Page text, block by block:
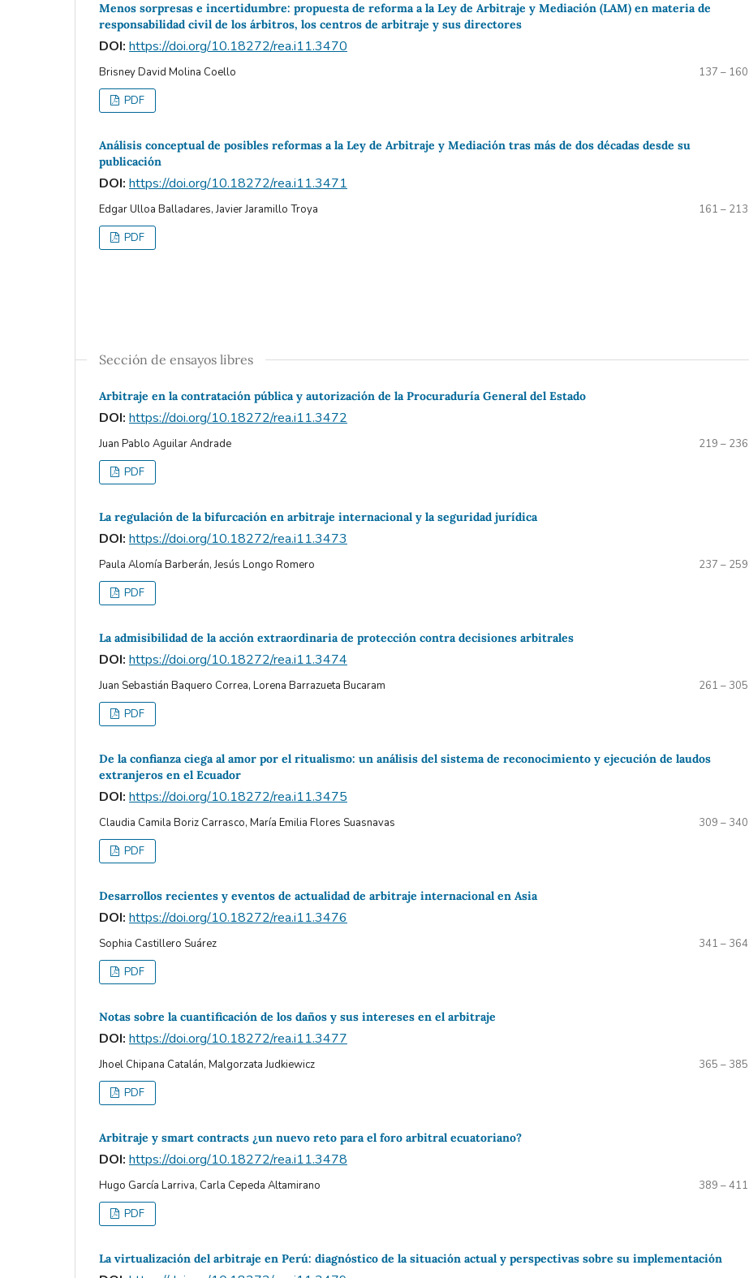
Menos sorpresas e incertidumbre: propuesta de reforma a la Ley de Arbitraje y Mediación (LAM) en materia de
responsabilidad civil de los árbitros, los centros de arbitraje y sus directores
DOI: https://doi.org/10.18272/rea.i11.3470
Brisney David Molina Coello
137 – 160
PDF
Análisis conceptual de posibles reformas a la Ley de Arbitraje y Mediación tras más de dos décadas desde su
publicación
DOI: https://doi.org/10.18272/rea.i11.3471
Edgar Ulloa Balladares, Javier Jaramillo Troya
161 – 213
PDF
Sección de ensayos libres
Arbitraje en la contratación pública y autorización de la Procuraduría General del Estado
DOI: https://doi.org/10.18272/rea.i11.3472
Juan Pablo Aguilar Andrade
219 – 236
PDF
La regulación de la bifurcación en arbitraje internacional y la seguridad jurídica
DOI: https://doi.org/10.18272/rea.i11.3473
Paula Alomía Barberán, Jesús Longo Romero
237 – 259
PDF
La admisibilidad de la acción extraordinaria de protección contra decisiones arbitrales
DOI: https://doi.org/10.18272/rea.i11.3474
Juan Sebastián Baquero Correa, Lorena Barrazueta Bucaram
261 – 305
PDF
De la confianza ciega al amor por el ritualismo: un análisis del sistema de reconocimiento y ejecución de laudos
extranjeros en el Ecuador
DOI: https://doi.org/10.18272/rea.i11.3475
Claudia Camila Boriz Carrasco, María Emilia Flores Suasnavas
309 – 340
PDF
Desarrollos recientes y eventos de actualidad de arbitraje internacional en Asia
DOI: https://doi.org/10.18272/rea.i11.3476
Sophia Castillero Suárez
341 – 364
PDF
Notas sobre la cuantificación de los daños y sus intereses en el arbitraje
DOI: https://doi.org/10.18272/rea.i11.3477
Jhoel Chipana Catalán, Malgorzata Judkiewicz
365 – 385
PDF
Arbitraje y smart contracts ¿un nuevo reto para el foro arbitral ecuatoriano?
DOI: https://doi.org/10.18272/rea.i11.3478
Hugo García Larriva, Carla Cepeda Altamirano
389 – 411
PDF
La virtualización del arbitraje en Perú: diagnóstico de la situación actual y perspectivas sobre su implementación